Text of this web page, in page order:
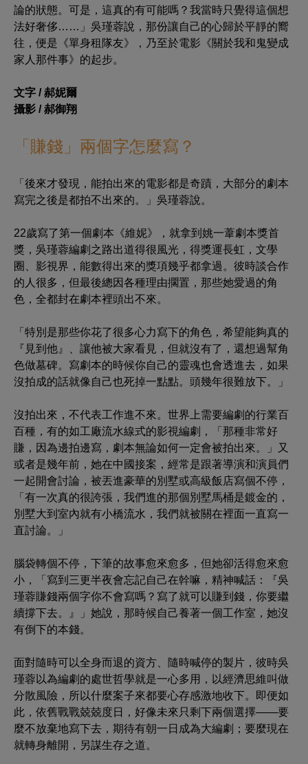
論的狀態。可是，這真的有可能嗎？我當時只覺得這個想
法好奢侈…… 」吳瑾蓉說，那份讓自己的心歸於平靜的嚮
往，便是《單身租隊友》，乃至於電影《關於我和鬼變成
家人那件事》的起步。
文字 / 郝妮爾
攝影 / 郝御翔
「賺錢」兩個字怎麼寫？
「後來才發現，能拍出來的電影都是奇蹟，大部分的劇本
寫完之後是都拍不出來的。」吳瑾蓉說。
22歲寫了第一個劇本《維妮》，就拿到姚一葦劇本獎首
獎，吳瑾蓉編劇之路出道得很風光，得獎運長虹，文學
圈、影視界，能數得出來的獎項幾乎都拿過。彼時談合作
的人很多，但最後總因各種理由擱置，那些她愛過的角
色，全都封在劇本裡頭出不來。
「特別是那些你花了很多心力寫下的角色，希望能夠真的
『見到他』、讓他被大家看見，但就沒有了，還想過幫角
色做墓碑。寫劇本的時候你自己的靈魂也會透進去，如果
沒拍成的話就像自己也死掉一點點。頭幾年很難放下。」
沒拍出來，不代表工作進不來。世界上需要編劇的行業百
百種，有的如工廠流水線式的影視編劇，「那種非常好
賺，因為邊拍邊寫，劇本無論如何一定會被拍出來。」又
或者是幾年前，她在中國接案，經常是跟著導演和演員們
一起開會討論，被丟進豪華的別墅或高級飯店寫個不停，
「有一次真的很誇張，我們進的那個別墅馬桶是鍍金的，
別墅大到室內就有小橋流水，我們就被關在裡面一直寫一
直討論。」
腦袋轉個不停，下筆的故事愈來愈多，但她卻活得愈來愈
小，「寫到三更半夜會忘記自己在幹嘛，精神喊話：『吳
瑾蓉賺錢兩個字你不會寫嗎？寫了就可以賺到錢，你要繼
續撐下去。』」她說，那時候自己養著一個工作室，她沒
有倒下的本錢。
面對隨時可以全身而退的資方、隨時喊停的製片，彼時吳
瑾蓉以為編劇的處世哲學就是一心多用，以經濟思維叫做
分散風險，所以什麼案子來都要心存感激地收下。即便如
此，依舊戰戰兢兢度日，好像未來只剩下兩個選擇——要
麼不放棄地寫下去，期待有朝一日成為大編劇；要麼現在
就轉身離開，另謀生存之道。